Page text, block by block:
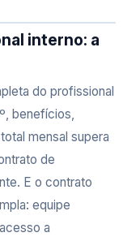
interno: a
do profissional
benefícios,
mensal supera
de
E o contrato
equipe
a